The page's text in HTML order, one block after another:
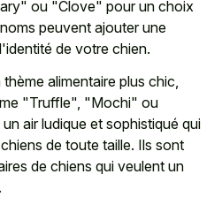
ou "Clove" pour un choix
peuvent ajouter une
de votre chien.
alimentaire plus chic,
"Truffle", "Mochi" ou
air ludique et sophistiqué qui
de toute taille. Ils sont
de chiens qui veulent un